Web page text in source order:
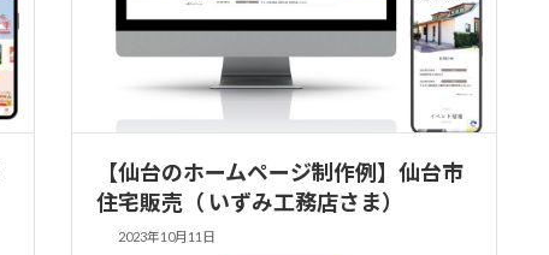
【仙台のホームページ制作例】仙台市
住宅販売（ いずみ工務店さま）
2023年10月11日